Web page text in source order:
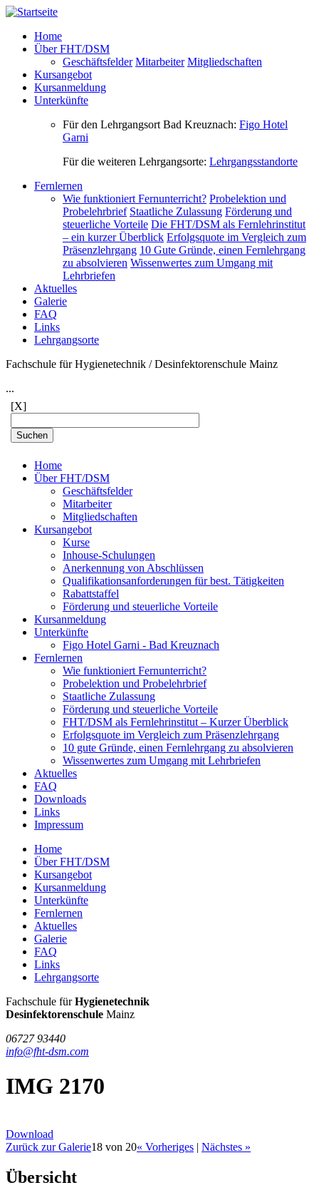
Direkt zum Inhalt
Home
Über FHT/DSM
Geschäftsfelder Mitarbeiter Mitgliedschaften
Kursangebot
Kursanmeldung
Unterkünfte
Für den Lehrgangsort Bad Kreuznach: Figo Hotel
Garni
Für die weiteren Lehrgangsorte: Lehrgangsstandorte
Fernlernen
Wie funktioniert Fernunterricht? Probelektion und
Probelehrbrief Staatliche Zulassung Förderung und
steuerliche Vorteile Die FHT/DSM als Fernlehrinstitut
– ein kurzer Überblick Erfolgsquote im Vergleich zum
Präsenzlehrgang 10 Gute Gründe, einen Fernlehrgang
zu absolvieren Wissenwertes zum Umgang mit
Lehrbriefen
Aktuelles
Galerie
FAQ
Links
Lehrgangsorte
Fachschule für Hygienetechnik / Desinfektorenschule Mainz
...
[X]
Home
Über FHT/DSM
Geschäftsfelder
Mitarbeiter
Mitgliedschaften
Kursangebot
Kurse
Inhouse-Schulungen
Anerkennung von Abschlüssen
Qualifikationsanforderungen für best. Tätigkeiten
Rabattstaffel
Förderung und steuerliche Vorteile
Kursanmeldung
Unterkünfte
Figo Hotel Garni - Bad Kreuznach
Fernlernen
Wie funktioniert Fernunterricht?
Probelektion und Probelehrbrief
Staatliche Zulassung
Förderung und steuerliche Vorteile
FHT/DSM als Fernlehrinstitut – Kurzer Überblick
Erfolgsquote im Vergleich zum Präsenzlehrgang
10 gute Gründe, einen Fernlehrgang zu absolvieren
Wissenwertes zum Umgang mit Lehrbriefen
Aktuelles
FAQ
Downloads
Links
Impressum
Hauptmenü
Home
Über FHT/DSM
Kursangebot
Kursanmeldung
Unterkünfte
Fernlernen
Aktuelles
Galerie
FAQ
Links
Lehrgangsorte
FHT
/
Fachschule fürHygienetechnik
Desinfektorenschule Mainz
06727 93440
info@fht-dsm.com
IMG 2170
Download
Zurück zur Galerie18 von 20« Vorheriges | Nächstes »
Übersicht